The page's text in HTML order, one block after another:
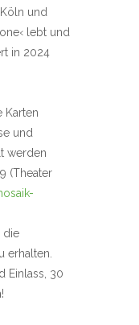
und
lebt und
in 2024
Karten
und
werden
(Theater
die
erhalten.
Einlass, 30